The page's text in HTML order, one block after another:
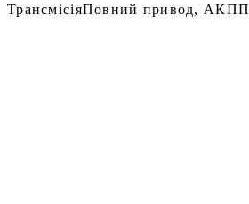
ТрансмісіяПовний привод, АКПП